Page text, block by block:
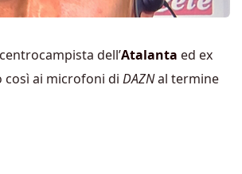
dell’Atalanta ed ex
così ai microfoni di DAZNal termine